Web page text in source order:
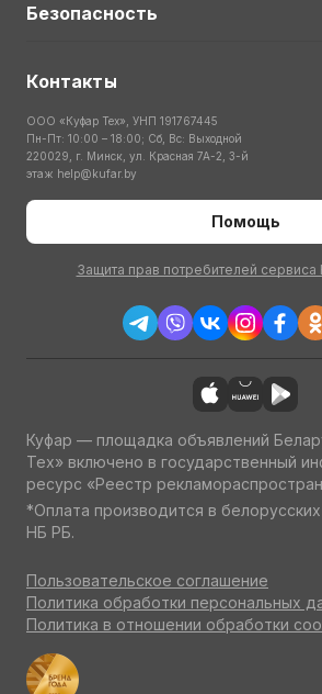
Безопасность
Контакты
ООО «Куфар Тех», УНП 191767445
Пн-Пт: 10:00 – 18:00; Сб, Вс: Выходной
220029, г. Минск, ул. Красная 7А-2, 3-й
этаж help@kufar.by
Помощь
Защита прав потребителей
Куфар — площадка объявлений
Тех» включено в государственный
ресурс «Реестр
*Оплата производится в
НБ РБ.
Пользовательское соглашение
Политика обработки персональных
Политика в отношении обработки